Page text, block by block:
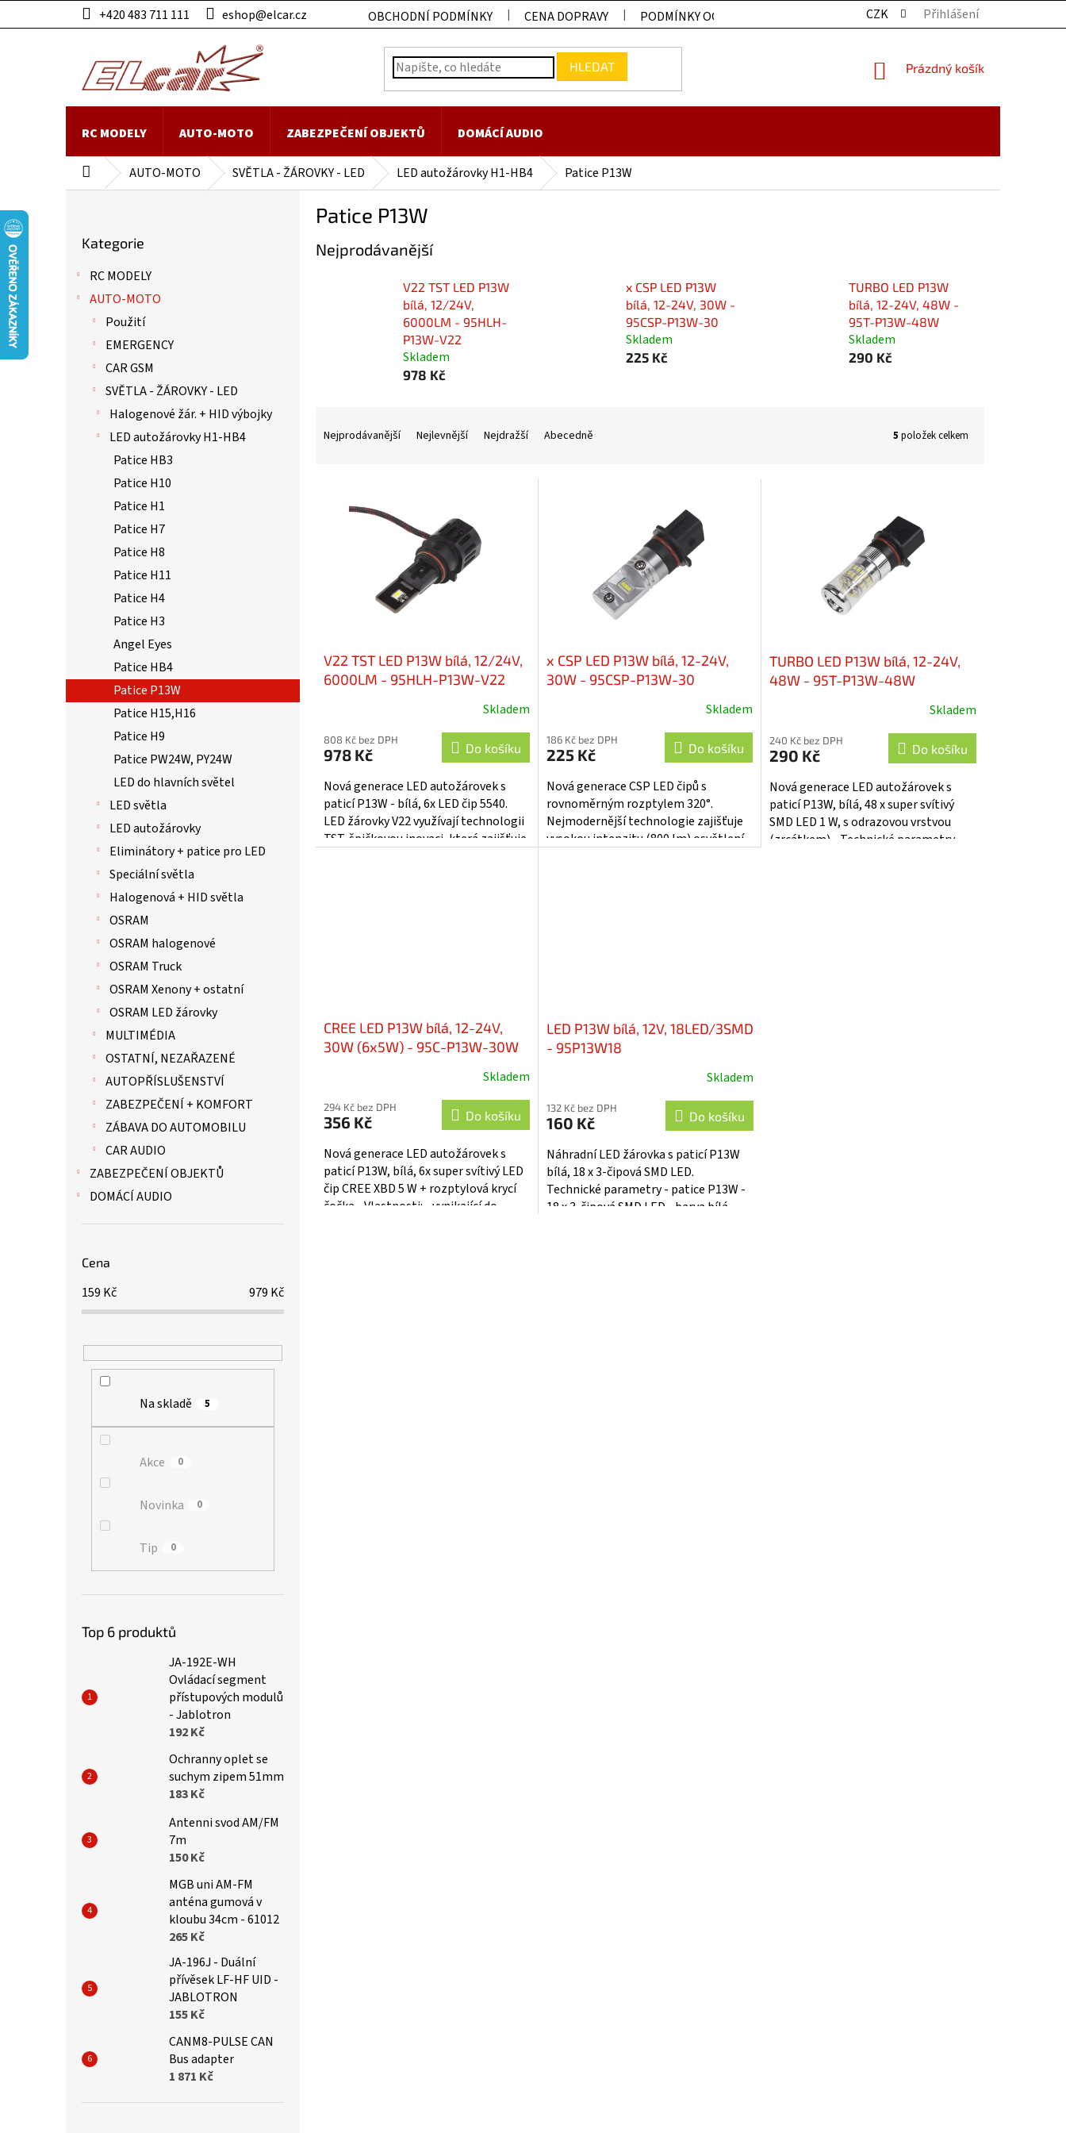
na
+420 483 711 111 eshop@elcar.cz OBCHODNÍ PODMÍNKY CENA DOPRAVY PODMÍNKY OCHRANY OSOBNÍCH ÚDAJŮ KONTAKTY
CZK Přihlášení
HLEDAT
NÁKUPNÍ
Prázdný košík
RC MODELY AUTO-MOTO ZABEZPEČENÍ OBJEKTŮ DOMÁCÍ AUDIO
Domů AUTO-MOTO SVĚTLA - ŽÁROVKY - LED LED autožárovky H1-HB4 Patice P13W
kategorie
Kategorie
RC MODELY
AUTO-MOTO
Použití
EMERGENCY
CAR GSM
SVĚTLA - ŽÁROVKY - LED
Halogenové žár. + HID výbojky
LED autožárovky H1-HB4
Patice HB3
Patice H10
Patice H1
Patice H7
Patice H8
Patice H11
Patice H4
Patice H3
Angel Eyes
Patice HB4
Patice P13W
Patice H15,H16
Patice H9
Patice PW24W, PY24W
LED do hlavních světel
LED světla
LED autožárovky
Eliminátory + patice pro LED
Speciální světla
Halogenová + HID světla
OSRAM
OSRAM halogenové
OSRAM Truck
OSRAM Xenony + ostatní
OSRAM LED žárovky
MULTIMÉDIA
OSTATNÍ, NEZAŘAZENÉ
AUTOPŘÍSLUŠENSTVÍ
ZABEZPEČENÍ + KOMFORT
ZÁBAVA DO AUTOMOBILU
CAR AUDIO
ZABEZPEČENÍ OBJEKTŮ
DOMÁCÍ AUDIO
Cena
159 Kč 979 Kč
Na skladě 5
Akce 0
Novinka 0
Tip 0
Top 6 produktů
JA-192E-WH
Ovládací segment
přístupových modulů
- Jablotron
192 Kč
Ochranny oplet se
suchym zipem 51mm
183 Kč
Antenni svod AM/FM
7m
150 Kč
MGB uni AM-FM
anténa gumová v
kloubu 34cm - 61012
265 Kč
JA-196J - Duální
přívěsek LF-HF UID -
JABLOTRON
155 Kč
CANM8-PULSE CAN
Bus adapter
1 871 Kč
Patice P13W
Nejprodávanější
V22 TST LED P13W
bílá, 12/24V,
6000LM - 95HLH-
P13W-V22
Skladem
978 Kč
x CSP LED P13W
bílá, 12-24V, 30W -
95CSP-P13W-30
Skladem
225 Kč
TURBO LED P13W
bílá, 12-24V, 48W -
95T-P13W-48W
Skladem
290 Kč
Nejprodávanější Nejlevnější Nejdražší Abecedně 5 položek celkem
V22 TST LED P13W bílá, 12/24V,
6000LM - 95HLH-P13W-V22
Skladem
808 Kč bez DPH
978 Kč Do košíku
Nová generace LED autožárovek s
paticí P13W - bílá, 6x LED čip 5540.
LED žárovky V22 využívají technologii
TST, špičkovou inovaci, která zajišťuje
x CSP LED P13W bílá, 12-24V,
30W - 95CSP-P13W-30
Skladem
186 Kč bez DPH
225 Kč Do košíku
Nová generace CSP LED čipů s
rovnoměrným rozptylem 320°.
Nejmodernější technologie zajišťuje
vysokou intenzitu (800 lm) osvětlení
TURBO LED P13W bílá, 12-24V,
48W - 95T-P13W-48W
Skladem
240 Kč bez DPH
290 Kč Do košíku
Nová generace LED autožárovek s
paticí P13W, bílá, 48 x super svítivý
SMD LED 1 W, s odrazovou vrstvou
(zrcátkem). Technické parametry -
CREE LED P13W bílá, 12-24V,
30W (6x5W) - 95C-P13W-30W
Skladem
294 Kč bez DPH
356 Kč Do košíku
Nová generace LED autožárovek s
paticí P13W, bílá, 6x super svítivý LED
čip CREE XBD 5 W + rozptylová krycí
čočka. Vlastnosti: • vynikající do
LED P13W bílá, 12V, 18LED/3SMD
- 95P13W18
Skladem
132 Kč bez DPH
160 Kč Do košíku
Náhradní LED žárovka s paticí P13W
bílá, 18 x 3-čipová SMD LED.
Technické parametry - patice P13W -
18 x 3-čipová SMD LED - barva bílá -